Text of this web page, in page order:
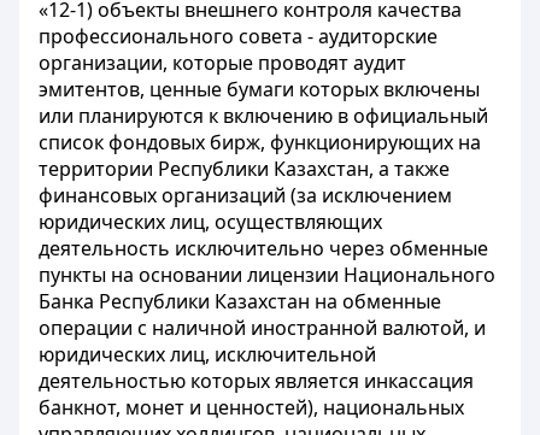
«12-1) объекты внешнего контроля качества
профессионального совета - аудиторские
организации, которые проводят аудит
эмитентов, ценные бумаги которых включены
или планируются к включению в официальный
список фондовых бирж, функционирующих на
территории Республики Казахстан, а также
финансовых организаций (за исключением
юридических лиц, осуществляющих
деятельность исключительно через обменные
пункты на основании лицензии Национального
Банка Республики Казахстан на обменные
операции с наличной иностранной валютой, и
юридических лиц, исключительной
деятельностью которых является инкассация
банкнот, монет и ценностей), национальных